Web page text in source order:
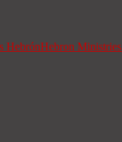
HebrónHebron Ministries